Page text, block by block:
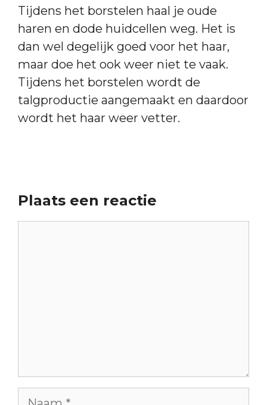
Tijdens het borstelen haal je oude
haren en dode huidcellen weg. Het is
dan wel degelijk goed voor het haar,
maar doe het ook weer niet te vaak.
Tijdens het borstelen wordt de
talgproductie aangemaakt en daardoor
wordt het haar weer vetter.
Plaats een reactie
Naam